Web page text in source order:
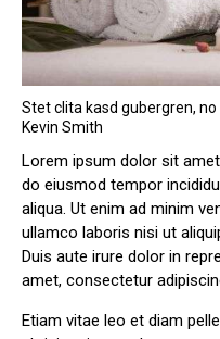
Stet clita kasd gubergren,
Kevin Smith
Lorem ipsum dolor sit
do eiusmod tempor
aliqua. Ut enim ad minim
ullamco laboris nisi ut
Duis aute irure dolor in
amet, consectetur
Etiam vitae leo et diam